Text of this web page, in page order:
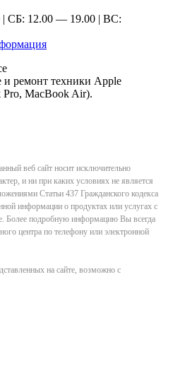
СБ: 12.00 — 19.00 | ВС:
ремонт техники Apple
Pro, MacBook Air).
веб сайт носит исключительно
и ни при каких условиях не является
Статьи 437 Гражданского кодекса
информации о продуктах или услугах с
Более подробную информацию Вы всегда
центра по телефону или электронной
на сайте, возможно с